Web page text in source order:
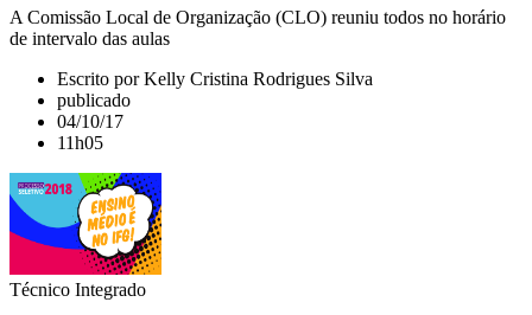
A Comissão Local de Organização (CLO) reuniu todos no horário
de intervalo das aulas
Escrito por Kelly Cristina Rodrigues Silva
publicado
04/10/17
11h05
Técnico Integrado